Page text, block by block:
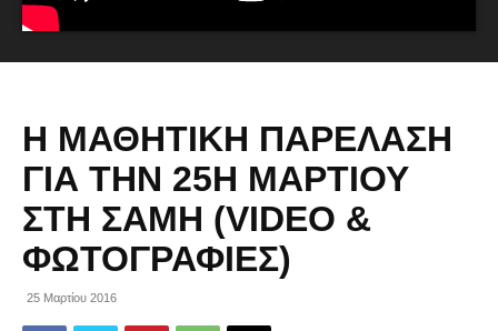
Η ΜΑΘΗΤΙΚΉ ΠΑΡΈΛΑΣΗ
ΓΙΑ ΤΗΝ 25Η ΜΑΡΤΊΟΥ
ΣΤΗ ΣΆΜΗ (VIDEO &
ΦΩΤΟΓΡΑΦΊΕΣ)
25 Μαρτίου 2016